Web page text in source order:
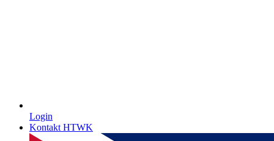
Login
Kontakt HTWK